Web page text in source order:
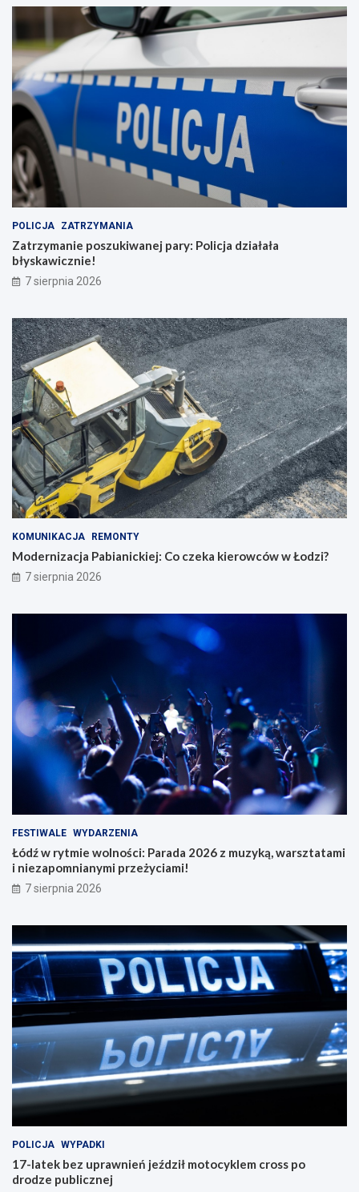
POLICJA ZATRZYMANIA
Zatrzymanie poszukiwanej pary: Policja działała
błyskawicznie!
7 sierpnia 2026
KOMUNIKACJA REMONTY
Modernizacja Pabianickiej: Co czeka kierowców w Łodzi?
7 sierpnia 2026
FESTIWALE WYDARZENIA
Łódź w rytmie wolności: Parada 2026 z muzyką, warsztatami
i niezapomnianymi przeżyciami!
7 sierpnia 2026
POLICJA WYPADKI
17-latek bez uprawnień jeździł motocyklem cross po
drodze publicznej